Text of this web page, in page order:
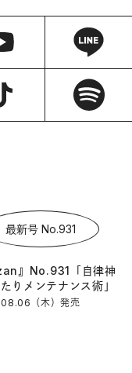
最新号 No.931
』No.931「自律神
りメンテナンス術」
08.06（木）発売